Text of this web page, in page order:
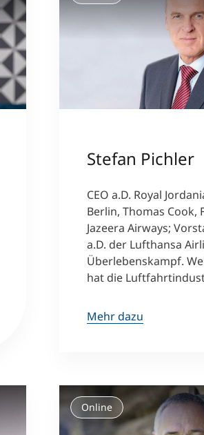
Stefan Pichler
CEO a.D. Royal
Berlin, Thomas Cook,
Jazeera Airways;
a.D. der Lufthansa
Überlebenskampf.
hat die
Mehr dazu
Online